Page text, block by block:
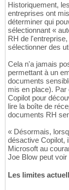
Historiquement,
entreprises ont
déterminer qui
sélectionnant «
RH de
sélectionner des
Cela n'a jamais
permettant à un
documents
mis en place).
Copilot pour
lire la boîte de
documents RH
« Désormais,
désactive Copilot,
Microsoft au
Joe Blow peut
Les limites